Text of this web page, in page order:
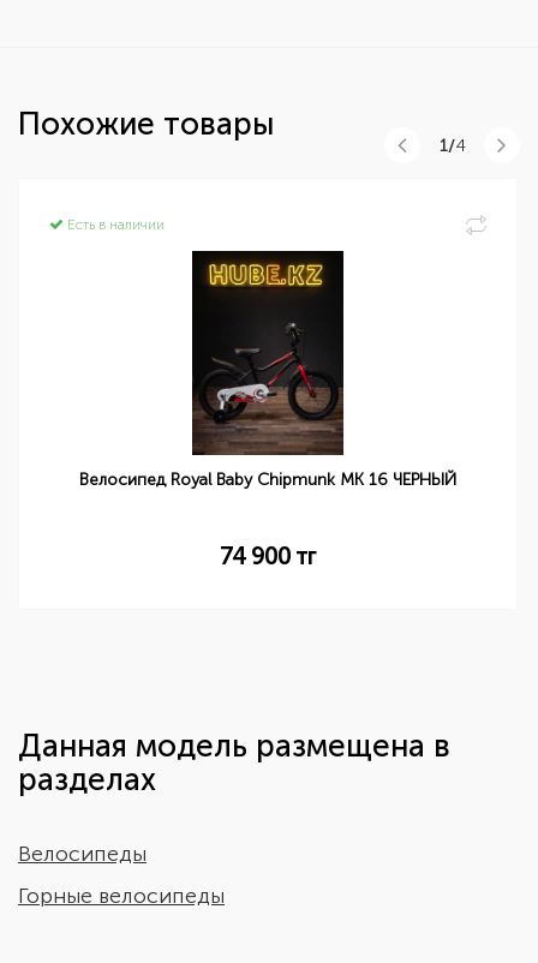
Похожие товары
Есть в наличии
Велосипед Royal Baby Chipmunk MK 16 ЧЕРНЫЙ
74 900 тг
1/4
Данная модель размещена в
разделах
Велосипеды
Горные велосипеды